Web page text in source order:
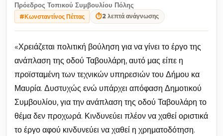
Πρόεδρος Τοπικού Συμβουλίου Πόλης
#Κωνσταντίνος Πέττας ⏱2 λεπτά ανάγνωσης
«Χρειάζεται πολιτική βούληση για να γίνει το έργο της
ανάπλαση της οδού Ταβουλάρη, αυτό μας είπε η
προϊσταμένη των τεχνικών υπηρεσιών του Δήμου κα
Μαυρία. Δυστυχώς ενώ υπάρχει απόφαση Δημοτικού
Συμβουλίου, για την ανάπλαση της οδού Ταβουλάρη το
θέμα δεν προχωρά. Κινδυνεύει πλέον να χαθεί οριστικά
το έργο αφού κινδυνεύει να χαθεί η χρηματοδότηση.